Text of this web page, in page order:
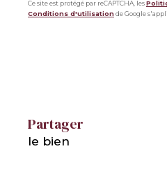
Ce site est protégé par reCAPTCHA, les
Conditions d'utilisationde Google
partager
le bien